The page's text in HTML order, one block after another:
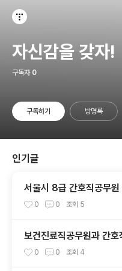
자신감을 갖자!
구독자 0
구독하기 방명록
인기글
서울시 8급 간호직공무원
서 근무하게 되는지?
0 0 조회 5
보건진료직공무원과 간호
0 0 조회 4